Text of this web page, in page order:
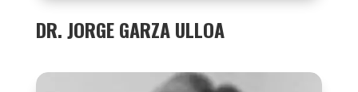
DR. JORGE GARZA ULLOA